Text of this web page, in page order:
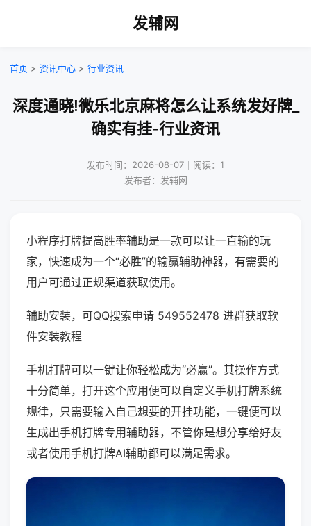
发辅网
首页 > 资讯中心 > 行业资讯
深度通晓!微乐北京麻将怎么让系统发好牌_
确实有挂-行业资讯
发布时间：2026-08-07｜阅读：1
发布者：发辅网
小程序打牌提高胜率辅助是一款可以让一直输的玩
家，快速成为一个“必胜”的输赢辅助神器，有需要的
用户可通过正规渠道获取使用。
辅助安装，可QQ搜索申请 549552478 进群获取软
件安装教程
手机打牌可以一键让你轻松成为“必赢”。其操作方式
十分简单，打开这个应用便可以自定义手机打牌系统
规律，只需要输入自己想要的开挂功能，一键便可以
生成出手机打牌专用辅助器，不管你是想分享给好友
或者使用手机打牌AI辅助都可以满足需求。